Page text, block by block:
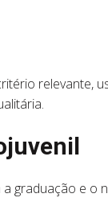
relevante,
graduação e o